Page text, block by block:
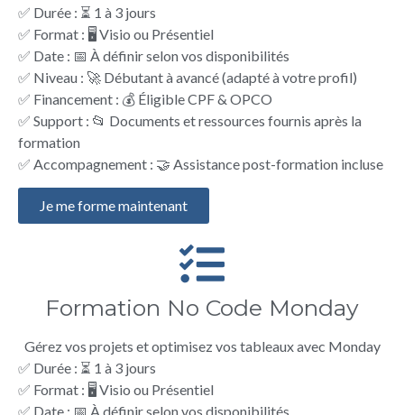
✅ Durée : ⏳ 1 à 3 jours
✅ Format : 🖥️ Visio ou Présentiel
✅ Date : 📅 À définir selon vos disponibilités
✅ Niveau : 🚀 Débutant à avancé (adapté à votre profil)
✅ Financement : 💰 Éligible CPF & OPCO
✅ Support : 📂 Documents et ressources fournis après la
formation
✅ Accompagnement : 🤝 Assistance post-formation incluse
Je me forme maintenant
Formation No Code Monday
Gérez vos projets et optimisez vos tableaux avec Monday
✅ Durée : ⏳ 1 à 3 jours
✅ Format : 🖥️ Visio ou Présentiel
✅ Date : 📅 À définir selon vos disponibilités